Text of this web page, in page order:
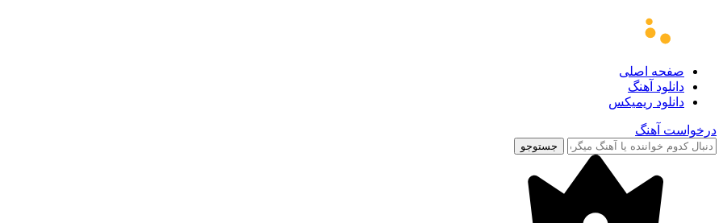
صفحه اصلی
دانلود آهنگ
دانلود ریمیکس
درخواست آهنگ
جستوجو